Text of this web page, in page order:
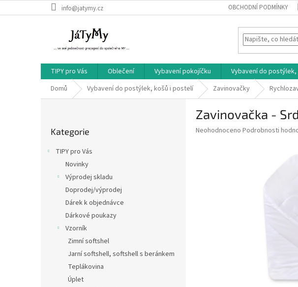
na
info@jatymy.cz OBCHODNÍ PODMÍNKY
TIPY pro Vás Oblečení Vybavení pokojíčku Vybavení do
Domů
Vybavení do postýlek, košů i postelí Zavinovačky
kategorie
Kategorie
TIPY pro Vás
Novinky
Výprodej skladu
Doprodej/výprodej
Dárek k objednávce
Dárkové poukazy
Vzorník
Zimní softshel
Jarní softshell, softshell s beránkem
Teplákovina
Úplet
Zavinovačka -
Průměrné
Neohodnoceno Podrobnosti